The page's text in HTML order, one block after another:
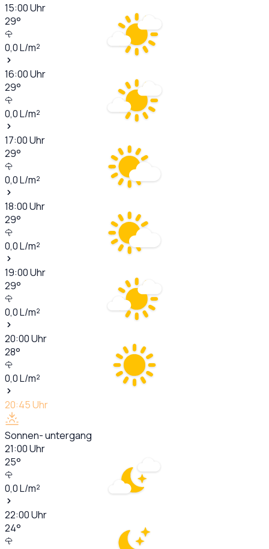
15:00Uhr
29°
0,0L/m²
16:00Uhr
29°
0,0L/m²
17:00Uhr
29°
0,0L/m²
18:00Uhr
29°
0,0L/m²
19:00Uhr
29°
0,0L/m²
20:00Uhr
28°
0,0L/m²
20:45Uhr
Sonnen- untergang
21:00Uhr
25°
0,0L/m²
22:00Uhr
24°